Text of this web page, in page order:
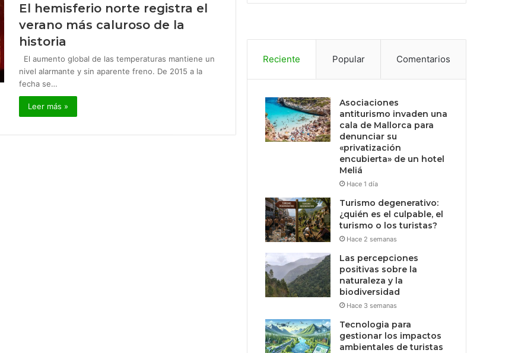
El hemisferio norte registra el
verano más caluroso de la
historia
El aumento global de las temperaturas mantiene un
nivel alarmante y sin aparente freno. De 2015 a la
fecha se…
Leer más »
Reciente Popular Comentarios
Asociaciones
antiturismo invaden una
cala de Mallorca para
denunciar su
«privatización
encubierta» de un hotel
Meliá
Hace 1 día
Turismo degenerativo:
¿quién es el culpable, el
turismo o los turistas?
Hace 2 semanas
Las percepciones
positivas sobre la
naturaleza y la
biodiversidad
Hace 3 semanas
Tecnologia para
gestionar los impactos
ambientales de turistas